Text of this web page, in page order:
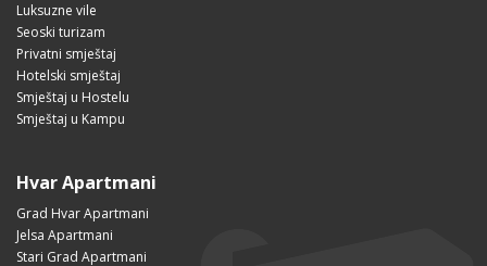
Luksuzne vile
Seoski turizam
Privatni smještaj
Hotelski smještaj
Smještaj u Hostelu
Smještaj u Kampu
Hvar Apartmani
Grad Hvar Apartmani
Jelsa Apartmani
Stari Grad Apartmani